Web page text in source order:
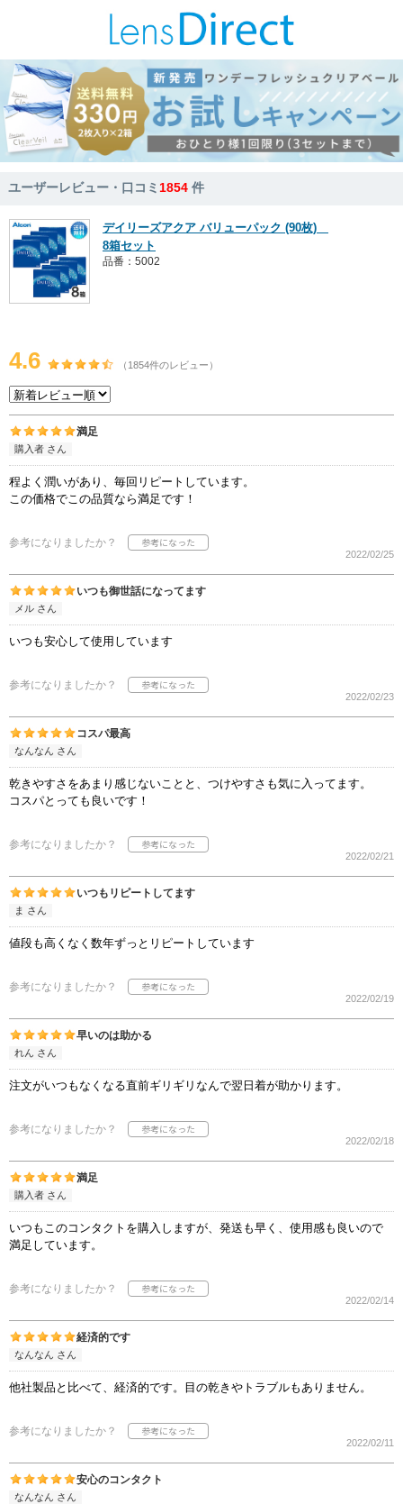
ユーザーレビュー・口コミ1854 件
デイリーズアクア バリューパック (90枚)
8箱セット
品番：5002
4.6 （1854件のレビュー）
満足
購入者 さん
程よく潤いがあり、毎回リピートしています。
この価格でこの品質なら満足です！
参考になりましたか？
2022/02/25
いつも御世話になってます
メル さん
いつも安心して使用しています
参考になりましたか？
2022/02/23
コスパ最高
なんなん さん
乾きやすさをあまり感じないことと、つけやすさも気に入ってます。
コスパとっても良いです！
参考になりましたか？
2022/02/21
いつもリピートしてます
ま さん
値段も高くなく数年ずっとリピートしています
参考になりましたか？
2022/02/19
早いのは助かる
れん さん
注文がいつもなくなる直前ギリギリなんで翌日着が助かります。
参考になりましたか？
2022/02/18
満足
購入者 さん
いつもこのコンタクトを購入しますが、発送も早く、使用感も良いので
満足しています。
参考になりましたか？
2022/02/14
経済的です
なんなん さん
他社製品と比べて、経済的です。目の乾きやトラブルもありません。
参考になりましたか？
2022/02/11
安心のコンタクト
なんなん さん